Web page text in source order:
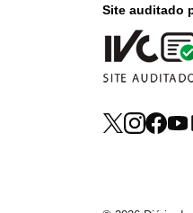
Site auditado